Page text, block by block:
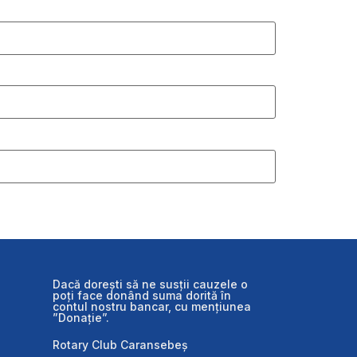
Dacă dorești să ne susții cauzele o
poți face donând suma dorită în
contul nostru bancar, cu mențiunea
”Donație”.
Rotary Club Caransebeș